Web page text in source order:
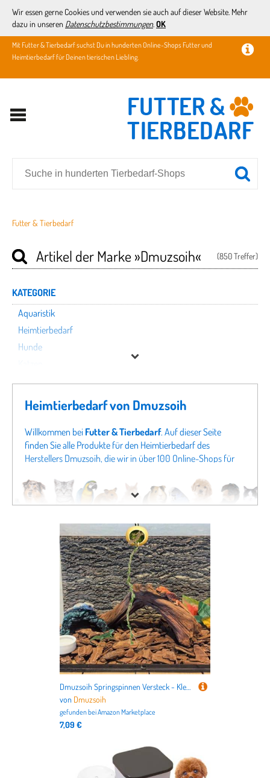
Wir essen gerne Cookies und verwenden sie auch auf dieser Website. Mehr
dazu in unseren Datenschutzbestimmungen. OK
Mit Futter & Tierbedarf suchst Du in hunderten Online-Shops Futter und
Heimtierbedarf für Deinen tierischen Liebling.
Futter & Tierbedarf
(850 Treffer)
Artikel der Marke»Dmuzsoih«
KATEGORIE
Aquaristik
Heimtierbedarf
Hunde
Kleintiere
Nutztiere
Pferde
Terraristik
Vögel
Dmuzsoih
Preis
Heimtierbedarf von Dmuzsoih
Willkommen bei Futter & Tierbedarf. Auf dieser Seite
finden Sie alle Produkte für den Heimtierbedarf des
Herstellers Dmuzsoih, die wir in über 100 Online-Shops für
Sie auch direkt in unseren Fachabteilungen
Aquaristik von
Dmuzsoih
oder Angeboten fürHunde von Dmuzsoih
sich doch in unseren gesamten Fachabteilungen um - von
Hundefutterbis zuKatzenspielzeugfinden Sie bei uns
nicht nur alles für Deutschlands beliebteste Haustiere
Katze, sondern auch fürVögel,Kleintiere,Aquarien
bis hin zu demTierbedarf für Pferde.
Dmuzsoih Springspinnen Versteck - Klettertau Für Spinnenbehälter,Terrarium Versteckhaus Zubehör Für Geckos Kleine Reptilien Insekten
von Dmuzsoih
gefunden beiAmazon Marketplace
7,09 €